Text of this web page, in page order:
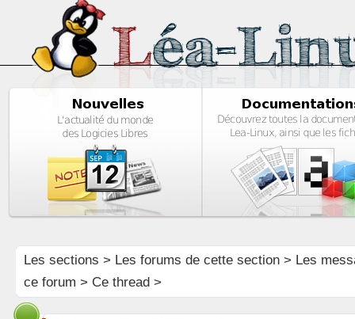
Les sections > Les forums de cette section> Les
ce forum > Ce thread >